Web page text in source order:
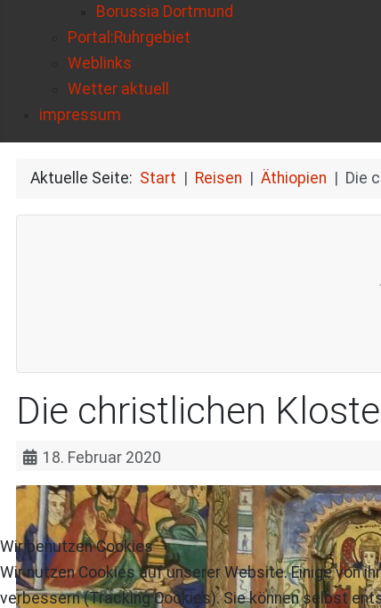
Borussia Dortmund
Portal:Ruhrgebiet
Weblinks
Wetter aktuell
impressum
Aktuelle Seite: Start Reisen Äthiopien Die
Die christlichen
18. Februar 2020
Wir benutzen Cookies
Wir nutzen Cookies auf unserer Website. Einige von
verbessern (Tracking Cookies). Sie können selbst